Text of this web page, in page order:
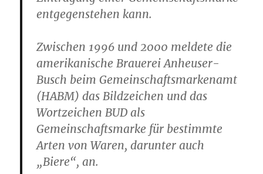
entgegenstehen kann.
Zwischen 1996 und 2000 meldete die
amerikanische Brauerei Anheuser-
Busch beim Gemeinschaftsmarkenamt
(HABM) das Bildzeichen und das
Wortzeichen BUD als
Gemeinschaftsmarke für bestimmte
Arten von Waren, darunter auch
„Biere“, an.